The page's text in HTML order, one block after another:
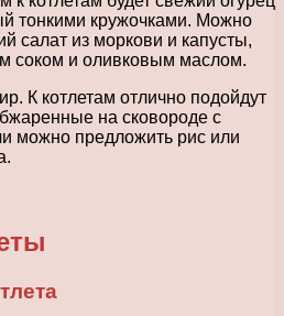
тонкими кружочками. Можно
салат из моркови и капусты,
соком и оливковым маслом.
К котлетам отлично подойдут
на сковороде с
можно предложить рис или